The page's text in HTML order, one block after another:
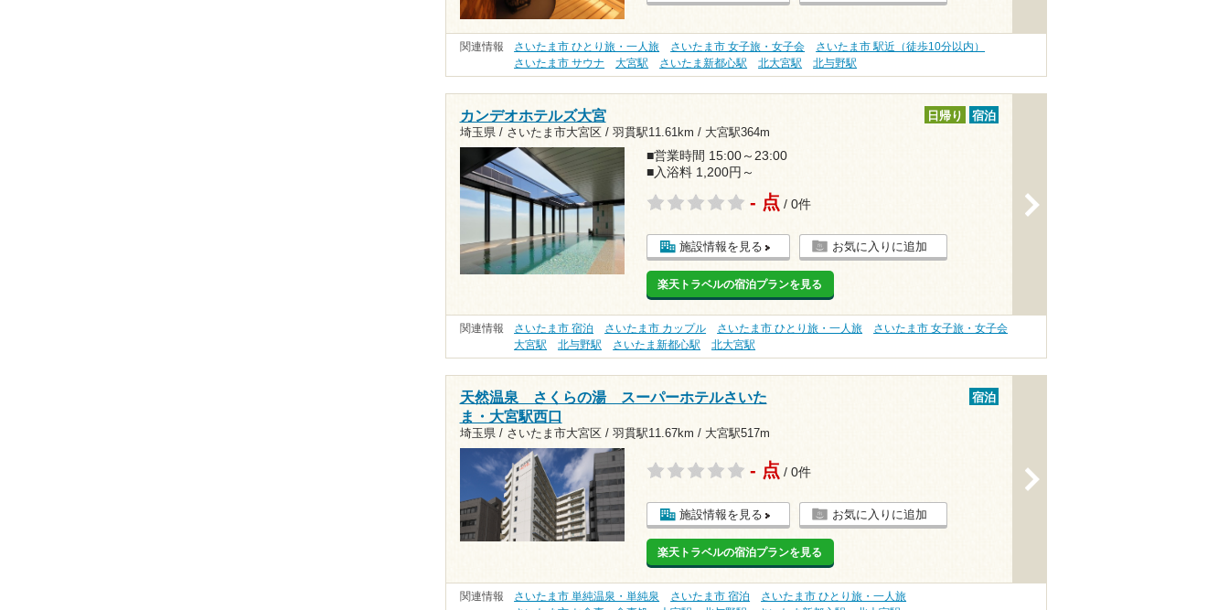
関連情報 さいたま市 ひとり旅・一人旅 さいたま市 女子旅・女子会
さいたま市 駅近（徒歩10分以内）
さいたま市 サウナ
大宮駅 さいたま新都心駅 北大宮駅 北与野駅
カンデオホテルズ大宮
埼玉県 / さいたま市大宮区 / 羽貫駅11.61km / 大宮駅364m
日帰り 宿泊
■営業時間 15:00～23:00
■入浴料 1,200円～
- 点 / 0件
施設情報を見る お気に入りに追加
楽天トラベルの宿泊プランを見る
関連情報 さいたま市 宿泊 さいたま市 カップル さいたま市 ひとり旅・一人旅
さいたま市 女子旅・女子会
大宮駅
北与野駅 さいたま新都心駅 北大宮駅
天然温泉 さくらの湯 スーパーホテルさいた
ま・大宮駅西口
埼玉県 / さいたま市大宮区 / 羽貫駅11.67km / 大宮駅517m
宿泊
- 点 / 0件
施設情報を見る お気に入りに追加
楽天トラベルの宿泊プランを見る
関連情報 さいたま市 単純温泉・単純泉 さいたま市 宿泊
さいたま市 ひとり旅・一人旅